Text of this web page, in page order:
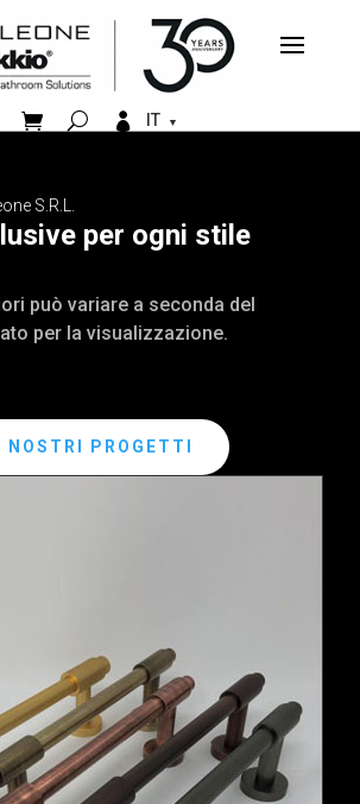
  IT
S.R.L.
per ogni stile
può variare a seconda del
per la visualizzazione.
NOSTRI PROGETTI